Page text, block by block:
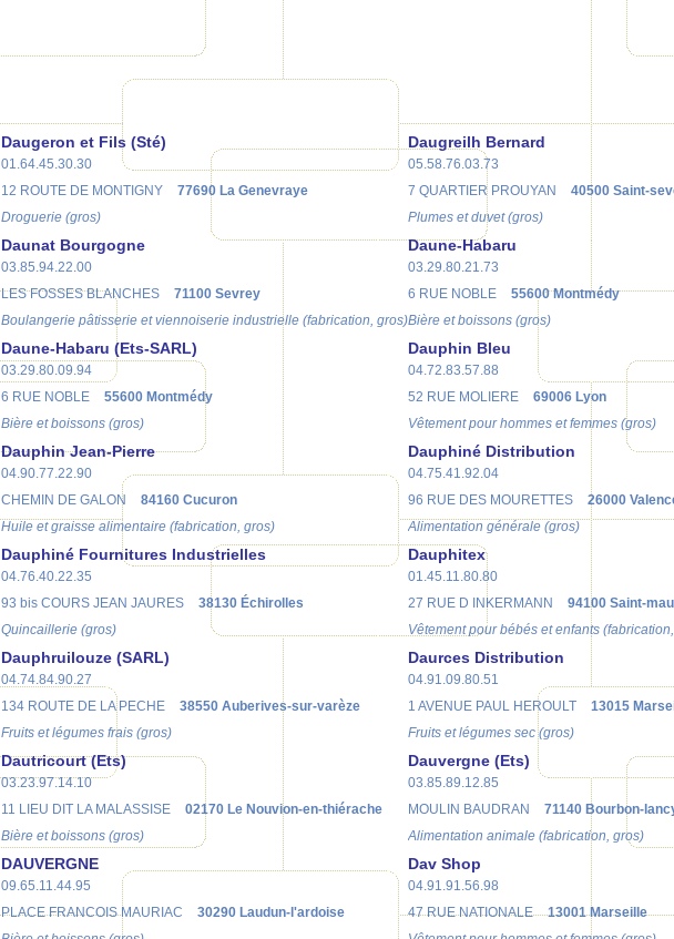
Daugeron et Fils (Sté)
01.64.45.30.30
12 ROUTE DE MONTIGNY
77690 La Genevraye
Droguerie (gros)
Daugreilh Bernard
05.58.76.03.73
7 QUARTIER PROUYAN
40500 Saint-
Plumes et duvet (gros)
Daunat Bourgogne
03.85.94.22.00
LES FOSSES BLANCHES
71100 Sevrey
Boulangerie pâtisserie et viennoiserie industrielle (fabrication, gros)
Daune-Habaru
03.29.80.21.73
6 RUE NOBLE
55600 Montmédy
Bière et boissons (gros)
Daune-Habaru (Ets-SARL)
03.29.80.09.94
6 RUE NOBLE
55600 Montmédy
Bière et boissons (gros)
Dauphin Bleu
04.72.83.57.88
52 RUE MOLIERE
69006 Lyon
Vêtement pour hommes et femmes (gros)
Dauphin Jean-Pierre
04.90.77.22.90
CHEMIN DE GALON
84160 Cucuron
Huile et graisse alimentaire (fabrication, gros)
Dauphiné Distribution
04.75.41.92.04
96 RUE DES MOURETTES
26000
Alimentation générale (gros)
Dauphiné Fournitures Industrielles
04.76.40.22.35
93 bis COURS JEAN JAURES
38130 Échirolles
Quincaillerie (gros)
Dauphitex
01.45.11.80.80
27 RUE D INKERMANN
94100 Saint-
Vêtement pour bébés et enfants
Dauphruilouze (SARL)
04.74.84.90.27
134 ROUTE DE LA PECHE
38550 Auberives-sur-varèze
Fruits et légumes frais (gros)
Daurces Distribution
04.91.09.80.51
1 AVENUE PAUL HEROULT
13015
Fruits et légumes sec (gros)
Dautricourt (Ets)
03.23.97.14.10
11 LIEU DIT LA MALASSISE
02170 Le Nouvion-en-thiérache
Bière et boissons (gros)
Dauvergne (Ets)
03.85.89.12.85
MOULIN BAUDRAN
71140 Bourbon-
Alimentation animale (fabrication, gros)
DAUVERGNE
09.65.11.44.95
PLACE FRANCOIS MAURIAC
30290 Laudun-l'ardoise
Dav Shop
04.91.91.56.98
47 RUE NATIONALE
13001 Marseille